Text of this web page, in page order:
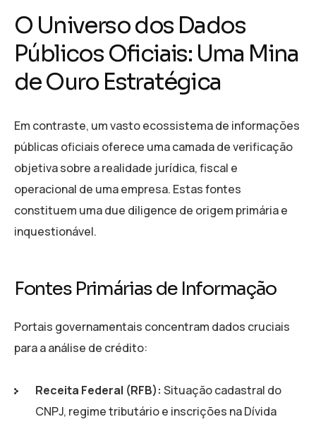
O Universo dos Dados
Públicos Oficiais: Uma Mina
de Ouro Estratégica
Em contraste, um vasto ecossistema de informações
públicas oficiais oferece uma camada de verificação
objetiva sobre a realidade jurídica, fiscal e
operacional de uma empresa. Estas fontes
constituem uma due diligence de origem primária e
inquestionável.
Fontes Primárias de Informação
Portais governamentais concentram dados cruciais
para a análise de crédito:
Receita Federal (RFB): Situação cadastral do
CNPJ, regime tributário e inscrições na Dívida